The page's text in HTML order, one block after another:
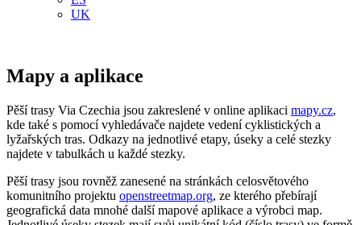
UK
Mapy a aplikace
Pěší trasy Via Czechia jsou zakreslené v online aplikaci mapy.cz,
kde také s pomocí vyhledávače najdete vedení cyklistických a
lyžařských tras. Odkazy na jednotlivé etapy, úseky a celé stezky
najdete v tabulkách u každé stezky.
Pěší trasy jsou rovněž zanesené na stránkách celosvětového
komunitního projektu openstreetmap.org, ze kterého přebírají
geografická data mnohé další mapové aplikace a výrobci map.